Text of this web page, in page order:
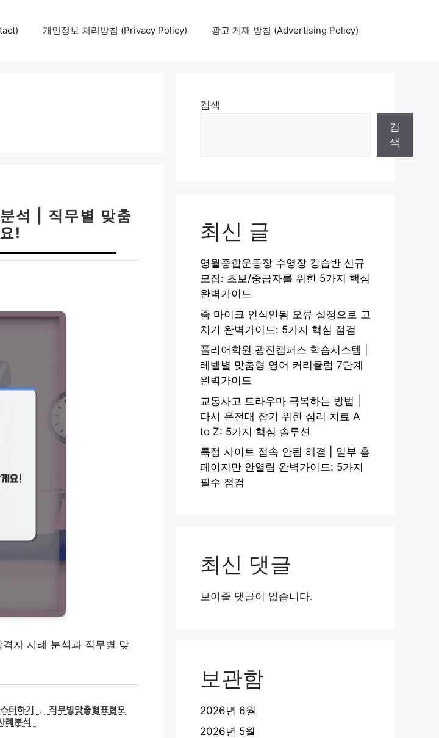
개인정보 처리방침 (Privacy Policy) 광고 게재 방침 (Advertising Policy)
석 | 직무별 맞춤
!
자 사례 분석과 직무별 맞
터하기 ,
직무별맞춤형표현모
례분석
검색
검
색
최신 글
영월종합운동장 수영장 강습반 신규
모집: 초보/중급자를 위한 5가지 핵심
완벽가이드
줌 마이크 인식안됨 오류 설정으로 고
치기 완벽가이드: 5가지 핵심 점검
폴리어학원 광진캠퍼스 학습시스템 |
레벨별 맞춤형 영어 커리큘럼 7단계
완벽가이드
교통사고 트라우마 극복하는 방법 |
다시 운전대 잡기 위한 심리 치료 A
to Z: 5가지 핵심 솔루션
특정 사이트 접속 안됨 해결 | 일부 홈
페이지만 안열림 완벽가이드: 5가지
필수 점검
최신 댓글
보여줄 댓글이 없습니다.
보관함
2026년 6월
2026년 5월